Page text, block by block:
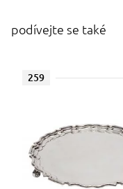
podívejte se také
259